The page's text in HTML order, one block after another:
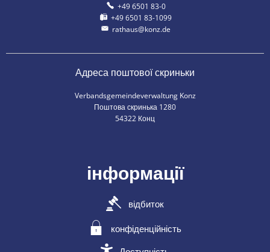
+49 6501 83-0
+49 6501 83-1099
rathaus@konz.de
Адреса поштової скриньки
Verbandsgemeindeverwaltung Konz
Поштова скринька 1280
54322 Конц
інформації
відбиток
конфіденційність